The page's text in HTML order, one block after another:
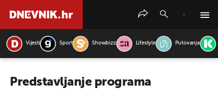
Vijesti Sport Showbizz Lifestyle Putovanja
Predstavljanje programa
PRETRAŽITE VIJESTI